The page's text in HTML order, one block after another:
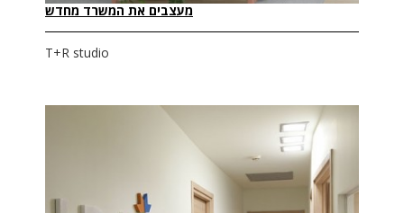
T+R studio
מעצבים את המשרד מחדש